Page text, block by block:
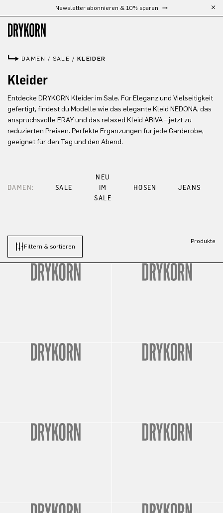
Zum Hauptinhalt springenNewsletter abonnieren & 10% sparen
DAMEN / SALE / KLEIDER
Kleider
Entdecke DRYKORN Kleider im Sale. Für Eleganz und Vielseitigkeit
gefertigt, findest du Modelle wie das elegante Kleid NEDONA, das
anspruchsvolle ERAY und das relaxed Kleid ABIVA – jetzt zu
reduzierten Preisen. Perfekte Ergänzungen für jede Garderobe,
geeignet für den Tag und den Abend.
DAMEN: SALE
NEU
IM
SALE
HOSEN JEANS
Filtern & sortieren
Produkte